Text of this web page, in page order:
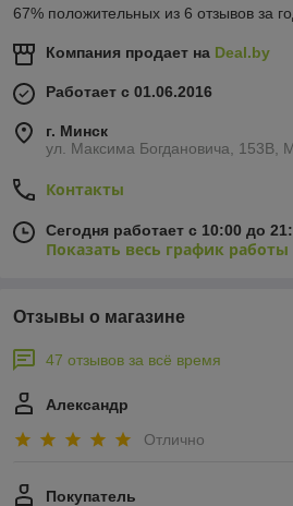
67% положительных из 6 отзывов за
Компания продает на Deal.by
Работает с 01.06.2016
г. Минск
ул. Максима Богдановича, 153В,
Контакты
Сегодня работает с 10:00 до
Показать весь график работы
Отзывы о магазине
47 отзывов за всё время
Александр
Отлично
Покупатель